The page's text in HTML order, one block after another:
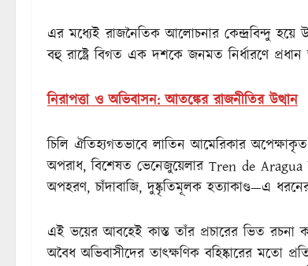
এর মধ্যেই রাজনৈতিক আলোচনার কেন্দ্রবিন্দু হয়ে
বহু রাষ্ট্রে বিগত এক দশকে জনমত নির্ধারণে প্রধান
নিরাপত্তা ও অভিবাসন: আতঙ্কের রাজনীতির উত্থান
চিলি ঐতিহ্যগতভাবে লাতিন আমেরিকার অপেক্ষাকৃত
অপরাধ, বিশেষত ভেনেজুয়েলার Tren de Aragua
অপহরণ, চাঁদাবাজি, দুষ্কৃতিমূলক হত্যাকাণ্ড—এ ধরনের
এই ভয়ের আবহেই কাস্ত তাঁর প্রচারের ভিত রচনা
অবৈধ অভিবাসীদের তাৎক্ষণিক বহিষ্কারের মতো